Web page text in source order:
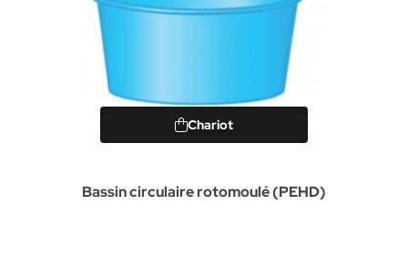
Chariot
Bassin circulaire rotomoulé (PEHD)